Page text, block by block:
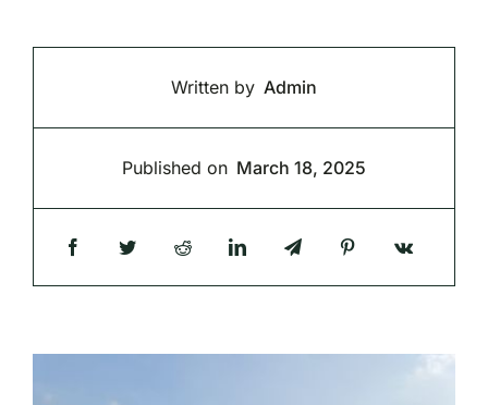
Written by Admin
Published on March 18, 2025